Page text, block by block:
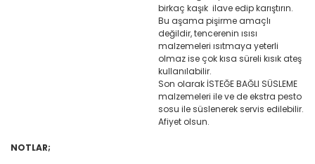
birkaç kaşık ilave edip karıştırın.
Bu aşama pişirme amaçlı
değildir, tencerenin ısısı
malzemeleri ısıtmaya yeterli
olmaz ise çok kısa süreli kısık ateş
kullanılabilir.
Son olarak İSTEĞE BAĞLI SÜSLEME
malzemeleri ile ve de ekstra pesto
sosu ile süslenerek servis edilebilir.
Afiyet olsun.
NOTLAR;